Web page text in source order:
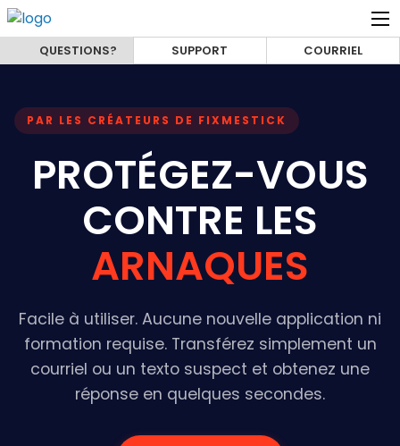
QUESTIONS? SUPPORT COURRIEL
PAR LES CRÉATEURS DE FIXMESTICK
PROTÉGEZ-VOUS
CONTRE LES
ARNAQUES
Facile à utiliser. Aucune nouvelle application ni
formation requise. Transférez simplement un
courriel ou un texto suspect et obtenez une
réponse en quelques secondes.